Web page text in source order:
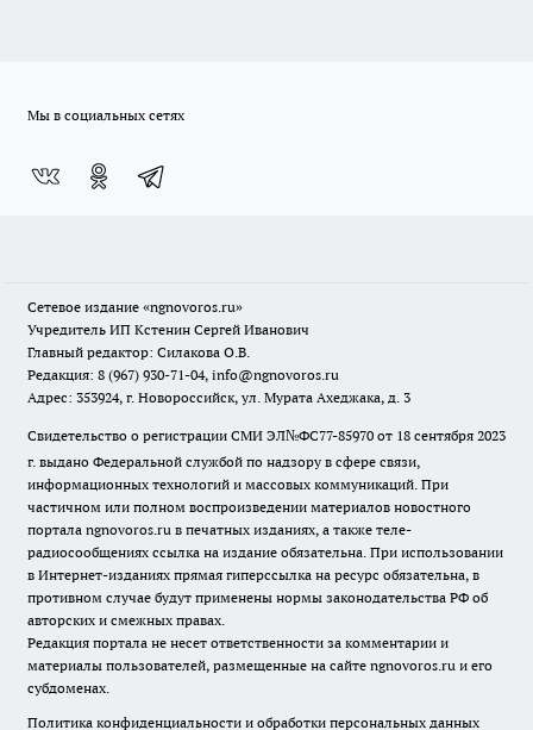
Мы в социальных сетях
Сетевое издание «ngnovoros.ru»
Учредитель ИП Кстенин Сергей Иванович
Главный редактор: Силакова О.В.
Редакция: 8 (967) 930-71-04, info@ngnovoros.ru
Адрес: 353924, г. Новороссийск, ул. Мурата Ахеджака, д. 3
Свидетельство о регистрации СМИ ЭЛ№ФС77-85970 от 18 сентября 2023
г. выдано Федеральной службой по надзору в сфере связи,
информационных технологий и массовых коммуникаций. При
частичном или полном воспроизведении материалов новостного
портала ngnovoros.ru в печатных изданиях, а также теле-
радиосообщениях ссылка на издание обязательна. При использовании
в Интернет-изданиях прямая гиперссылка на ресурс обязательна, в
противном случае будут применены нормы законодательства РФ об
авторских и смежных правах.
Редакция портала не несет ответственности за комментарии и
материалы пользователей, размещенные на сайте ngnovoros.ru и его
субдоменах.
Политика конфиденциальности и обработки персональных данных